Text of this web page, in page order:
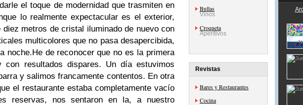
el toque de modernidad que trasmiten en
lo realmente expectacular es el exterior,
diez metros de cristal iluminado de nuevo con
multicolores que no pasa desapercibida,
noche.He de reconocer que no es la primera
resultados dispares. Un día estuvimos
y salimos francamente contentos. En otra
el restaurante estaba completamente vacío
reservas, nos sentaron en la, a nuestro
Bullas
Vinos
Croqueta
Aperitivos
Revistas
Bares y Restaurantes
Cocina